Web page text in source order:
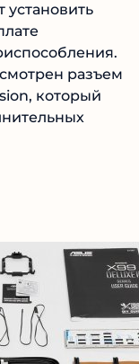
разъем
который